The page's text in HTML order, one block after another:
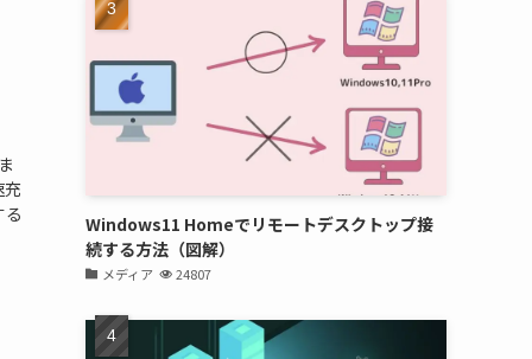
Windows11 Homeでリモートデスクトップ接
続する方法（図解）
メディア 24807